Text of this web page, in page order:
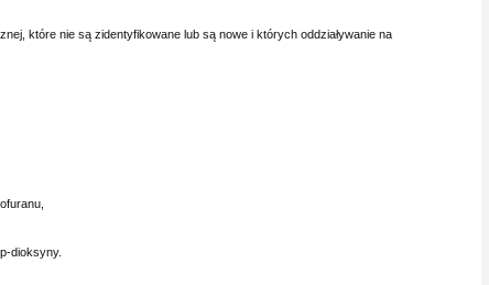
które nie są zidentyfikowane lub są nowe i których oddziaływanie na
dioksyny.